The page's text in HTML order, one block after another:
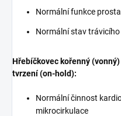
Normální funkce
Normální stav
Hřebíčkovec kořenný
tvrzení (on-hold):
Normální činnost
mikrocirkulace